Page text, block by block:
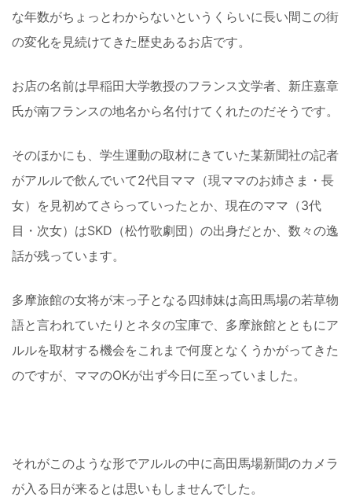
な年数がちょっとわからないというくらいに長い間この街
の変化を見続けてきた歴史あるお店です。
お店の名前は早稲田大学教授のフランス文学者、新庄嘉章
氏が南フランスの地名から名付けてくれたのだそうです。
そのほかにも、学生運動の取材にきていた某新聞社の記者
がアルルで飲んでいて2代目ママ（現ママのお姉さま・長
女）を見初めてさらっていったとか、現在のママ（3代
目・次女）はSKD（松竹歌劇団）の出身だとか、数々の逸
話が残っています。
多摩旅館の女将が末っ子となる四姉妹は高田馬場の若草物
語と言われていたりとネタの宝庫で、多摩旅館とともにア
ルルを取材する機会をこれまで何度となくうかがってきた
のですが、ママのOKが出ず今日に至っていました。
それがこのような形でアルルの中に高田馬場新聞のカメラ
が入る日が来るとは思いもしませんでした。